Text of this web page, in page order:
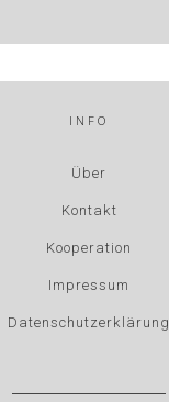
INFO
Über
Kontakt
Kooperation
Impressum
Datenschutzerklärung